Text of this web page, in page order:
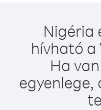
Nigéria
hívható a
Ha
egyenlege,